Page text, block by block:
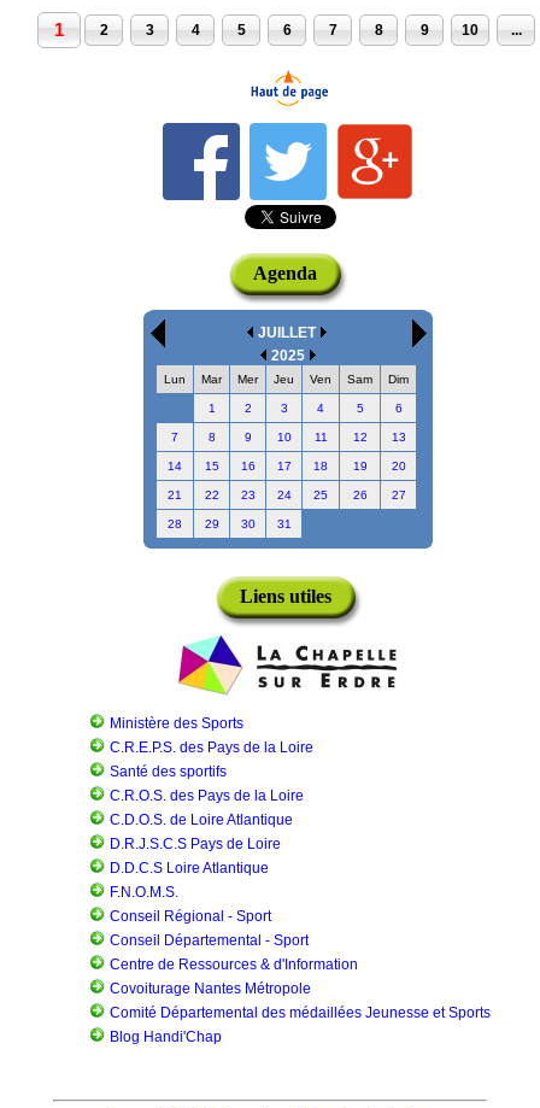
1 2 3 4 5 6 7 8 9 10 ...
Agenda
JUILLET
2025
Lun Mar Mer Jeu Ven Sam Dim
1 2 3 4 5 6
7 8 9 10 11 12 13
14 15 16 17 18 19 20
21 22 23 24 25 26 27
28 29 30 31
Liens utiles
Ministère des Sports
C.R.E.P.S. des Pays de la Loire
Santé des sportifs
C.R.O.S. des Pays de la Loire
C.D.O.S. de Loire Atlantique
D.R.J.S.C.S Pays de Loire
D.D.C.S Loire Atlantique
F.N.O.M.S.
Conseil Régional - Sport
Conseil Départemental - Sport
Centre de Ressources & d'Information
Covoiturage Nantes Métropole
Comité Départemental des médaillées Jeunesse et Sports
Blog Handi'Chap